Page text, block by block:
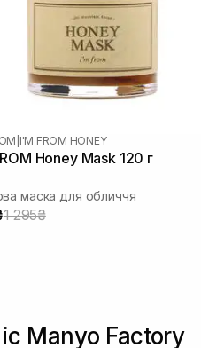
I'M FROM HONEY
Honey Mask 120 г
маска для обличчя
1 295₴
Manyo Factory